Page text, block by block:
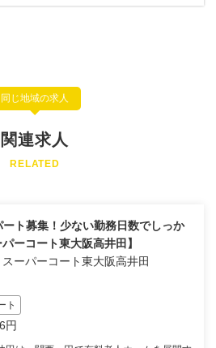
同じ地域の求人
関連求人
RELATED
ト募集！少ない勤務日数でしっか
ーコート東大阪高井田】
ーパーコート東大阪高井田
ト
円